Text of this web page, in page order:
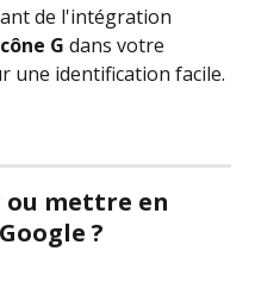
de l'intégration
G dans votre
une identification facile.
ou mettre en
?